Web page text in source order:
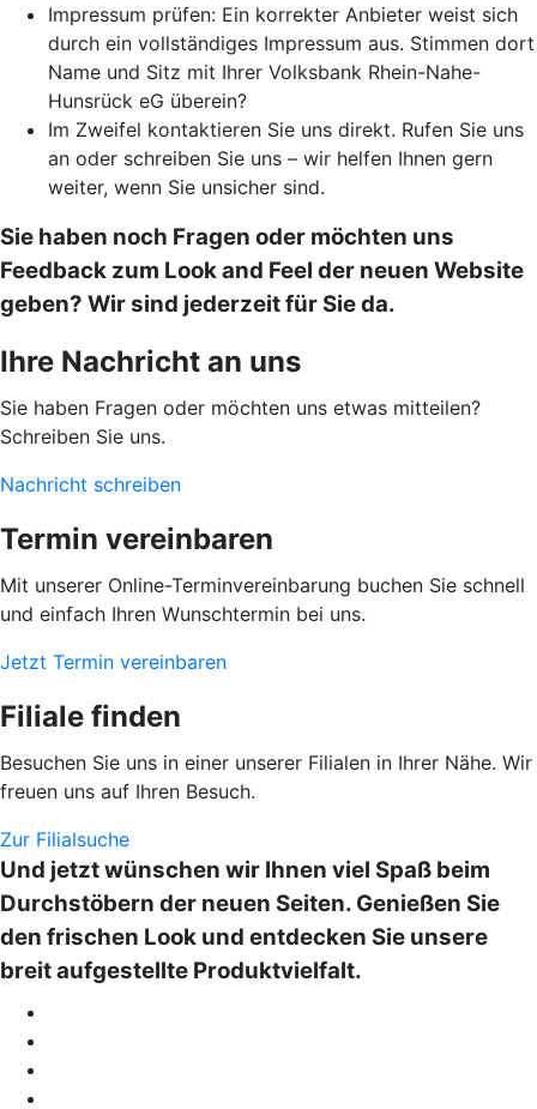
Impressum prüfen: Ein korrekter Anbieter weist sich
durch ein vollständiges Impressum aus. Stimmen dort
Name und Sitz mit Ihrer Volksbank Rhein-Nahe-
Hunsrück eG überein?
Im Zweifel kontaktieren Sie uns direkt. Rufen Sie uns
an oder schreiben Sie uns – wir helfen Ihnen gern
weiter, wenn Sie unsicher sind.
Sie haben noch Fragen oder möchten uns
Feedback zum Look and Feel der neuen Website
geben? Wir sind jederzeit für Sie da.
Ihre Nachricht an uns
Sie haben Fragen oder möchten uns etwas mitteilen?
Schreiben Sie uns.
Nachricht schreiben
Termin vereinbaren
Mit unserer Online-Terminvereinbarung buchen Sie schnell
und einfach Ihren Wunschtermin bei uns.
Jetzt Termin vereinbaren
Filiale finden
Besuchen Sie uns in einer unserer Filialen in Ihrer Nähe. Wir
freuen uns auf Ihren Besuch.
Zur Filialsuche
Und jetzt wünschen wir Ihnen viel Spaß beim
Durchstöbern der neuen Seiten. Genießen Sie
den frischen Look und entdecken Sie unsere
breit aufgestellte Produktvielfalt.